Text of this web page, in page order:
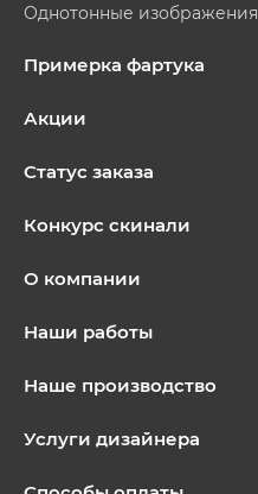
Однотонные изображения
Примерка фартука
Акции
Статус заказа
Конкурс скинали
О компании
Наши работы
Наше производство
Услуги дизайнера